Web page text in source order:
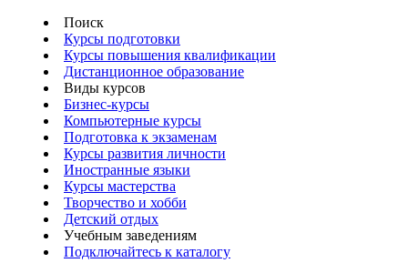
Поиск
Курсы подготовки
Курсы повышения квалификации
Дистанционное образование
Виды курсов
Бизнес-курсы
Компьютерные курсы
Подготовка к экзаменам
Курсы развития личности
Иностранные языки
Курсы мастерства
Творчество и хобби
Детский отдых
Учебным заведениям
Подключайтесь к каталогу